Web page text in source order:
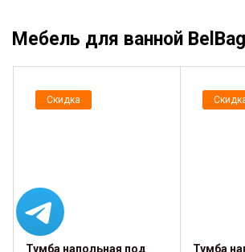
Мебель для ванной
Скидка
Тумба напольная под Тумба